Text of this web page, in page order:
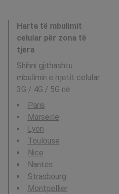
Harta të mbulimit
celular për zona të
tjera
Shihni gjithashtu
mbulimin e rrjetit celular
3G / 4G / 5G në :
Paris
Marseille
Lyon
Toulouse
Nice
Nantes
Strasbourg
Montpellier